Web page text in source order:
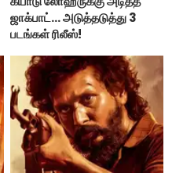
ஜாக்பாட்... அடுத்தடுத்து 3
படங்கள் ரிலீஸ்!